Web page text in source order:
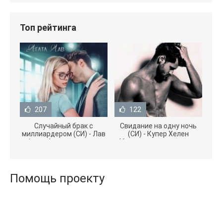
Топ рейтинга
207
Случайный брак с
миллиардером (СИ) - Лав
Агата (полная версия
122
Свидание на одну ночь
(СИ) - Купер Хелен
(бесплатные серии книг
Помощь проекту